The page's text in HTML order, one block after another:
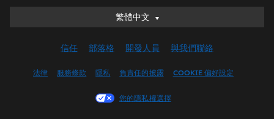
繁體中文
繁體中文
English (UK)
Français (Canada)
信任 部落格 開發人員 與我們聯絡
法律 服務條款 隱私 負責任的披露 COOKIE 偏好設定
您的隱私權選擇